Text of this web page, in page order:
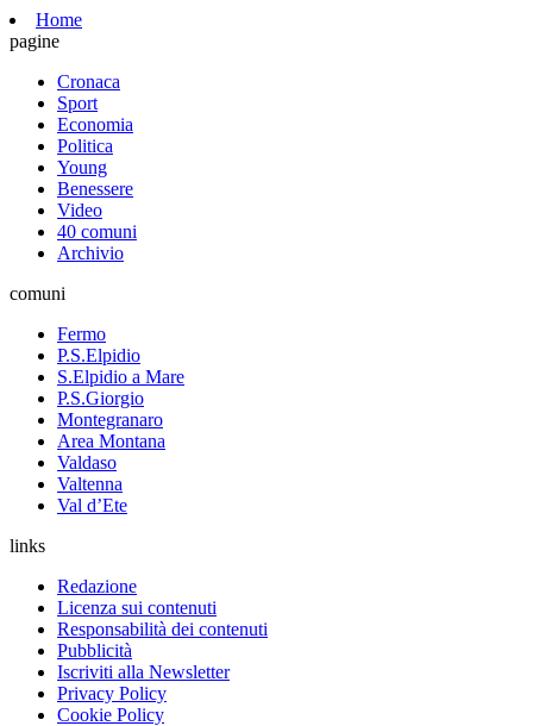
Home
pagine
Cronaca
Sport
Economia
Politica
Young
Benessere
Video
40 comuni
Archivio
comuni
Fermo
P.S.Elpidio
S.Elpidio a Mare
P.S.Giorgio
Montegranaro
Area Montana
Valdaso
Valtenna
Val d’Ete
links
Redazione
Licenza sui contenuti
Responsabilità dei contenuti
Pubblicità
Iscriviti alla Newsletter
Privacy Policy
Cookie Policy